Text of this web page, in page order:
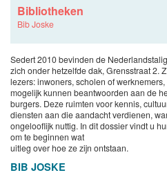
Bibliotheken
Bib Joske
Sedert 2010 bevinden de
zich onder hetzelfde dak, Grensstraat 2.
lezers: inwoners, scholen of
mogelijk kunnen beantwoorden aan de
burgers. Deze ruimten voor kennis,
diensten aan die aandacht verdienen,
ongelooflijk nuttig. In dit dossier vindt u
om te beginnen wat
uitleg over hoe ze zijn ontstaan.
BIB JOSKE